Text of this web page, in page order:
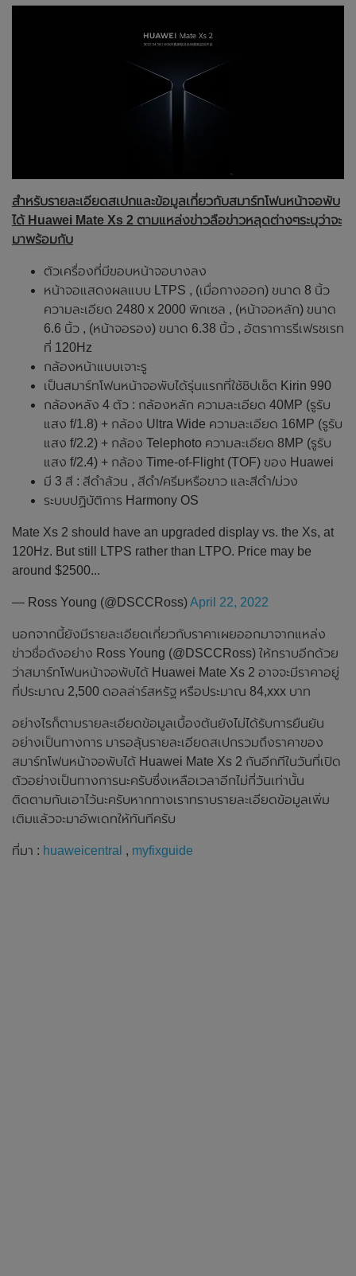
สำหรับรายละเอียดสเปกและข้อมูลเกี่ยวกับสมาร์ทโฟนหน้าจอพับ
ได้ Huawei Mate Xs 2 ตามแหล่งข่าวลือข่าวหลุดต่างๆระบุว่าจะ
มาพร้อมกับ
ตัวเครื่องที่มีขอบหน้าจอบางลง
หน้าจอแสดงผลแบบ LTPS , (เมื่อกางออก) ขนาด 8 นิ้ว
ความละเอียด 2480 x 2000 พิกเซล , (หน้าจอหลัก) ขนาด
6.6 นิ้ว , (หน้าจอรอง) ขนาด 6.38 นิ้ว , อัตราการรีเฟรชเรท
ที่ 120Hz
กล้องหน้าแบบเจาะรู
เป็นสมาร์ทโฟนหน้าจอพับได้รุ่นแรกที่ใช้ชิปเซ็ต Kirin 990
กล้องหลัง 4 ตัว : กล้องหลัก ความละเอียด 40MP (รูรับ
แสง f/1.8) + กล้อง Ultra Wide ความละเอียด 16MP (รูรับ
แสง f/2.2) + กล้อง Telephoto ความละเอียด 8MP (รูรับ
แสง f/2.4) + กล้อง Time-of-Flight (TOF) ของ Huawei
มี 3 สี : สีดำล้วน , สีดำ/ครีมหรือขาว และสีดำ/ม่วง
ระบบปฏิบัติการ Harmony OS
Mate Xs 2 should have an upgraded display vs. the Xs, at
120Hz. But still LTPS rather than LTPO. Price may be
around $2500...
— Ross Young (@DSCCRoss)April 22, 2022
นอกจากนี้ยังมีรายละเอียดเกี่ยวกับราคาเผยออกมาจากแหล่ง
ข่าวชื่อดังอย่าง Ross Young (@DSCCRoss) ให้ทราบอีกด้วย
ว่าสมาร์ทโฟนหน้าจอพับได้ Huawei Mate Xs 2 อาจจะมีราคาอยู่
ที่ประมาณ 2,500 ดอลล่าร์สหรัฐ หรือประมาณ 84,xxx บาท
อย่างไรก็ตามรายละเอียดข้อมูลเบื้องต้นยังไม่ได้รับการยืนยัน
อย่างเป็นทางการ มารอลุ้นรายละเอียดสเปกรวมถึงราคาของ
สมาร์ทโฟนหน้าจอพับได้ Huawei Mate Xs 2 กันอีกทีในวันที่เปิด
ตัวอย่างเป็นทางการนะครับซึ่งเหลือเวลาอีกไม่กี่วันเท่านั้น
ติดตามกันเอาไว้นะครับหากทางเราทราบรายละเอียดข้อมูลเพิ่ม
เติมแล้วจะมาอัพเดทให้ทันทีครับ
ที่มา : huaweicentral , myfixguide